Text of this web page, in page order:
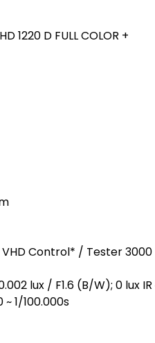
1220 D FULL COLOR +
Control* / Tester 3000
lux / F1.6 (B/W); 0 lux
1/100.000s